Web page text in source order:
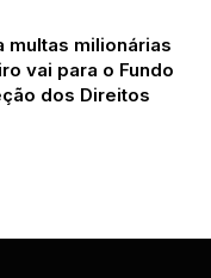
multas milionárias
vai para o Fundo
dos Direitos